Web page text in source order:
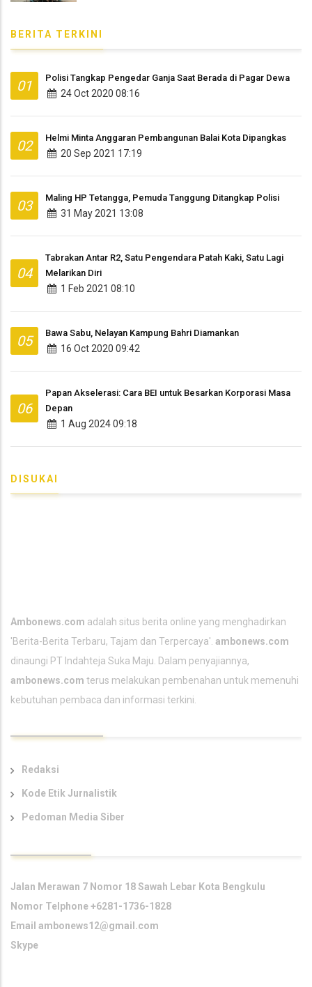
BERITA TERKINI
01 Polisi Tangkap Pengedar Ganja Saat Berada di Pagar Dewa
24 Oct 2020 08:16
02 Helmi Minta Anggaran Pembangunan Balai Kota Dipangkas
20 Sep 2021 17:19
03 Maling HP Tetangga, Pemuda Tanggung Ditangkap Polisi
31 May 2021 13:08
04
Tabrakan Antar R2, Satu Pengendara Patah Kaki, Satu Lagi
Melarikan Diri
1 Feb 2021 08:10
05 Bawa Sabu, Nelayan Kampung Bahri Diamankan
16 Oct 2020 09:42
06
Papan Akselerasi: Cara BEI untuk Besarkan Korporasi Masa
Depan
1 Aug 2024 09:18
DISUKAI
Ambonews.com adalah situs berita online yang menghadirkan
'Berita-Berita Terbaru, Tajam dan Terpercaya'. ambonews.com
dinaungi PT Indahteja Suka Maju. Dalam penyajiannya,
ambonews.com terus melakukan pembenahan untuk memenuhi
kebutuhan pembaca dan informasi terkini.
Redaksi
Kode Etik Jurnalistik
Pedoman Media Siber
Jalan Merawan 7 Nomor 18 Sawah Lebar Kota Bengkulu
Nomor Telphone +6281-1736-1828
Email ambonews12@gmail.com
Skype